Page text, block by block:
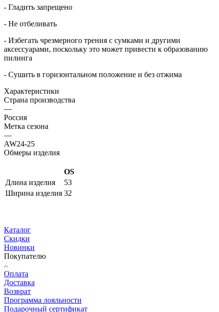
- Гладить запрещено
- Не отбеливать
- Избегать чрезмерного трения с сумками и другими
аксессуарами, поскольку это может привести к образованию
пилинга
- Сушить в горизонтальном положение и без отжима
Характеристики
Страна производства
—
Россия
Метка сезона
—
AW24-25
Обмеры изделия
OS
Длина изделия
53
Ширина изделия 32
Каталог
Скидки
Новинки
Покупателю
Оплата
Доставка
Возврат
Программа лояльности
Подарочный сертификат